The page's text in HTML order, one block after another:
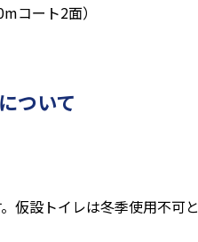
コート2面）
ついて
仮設トイレは冬季使用不可と